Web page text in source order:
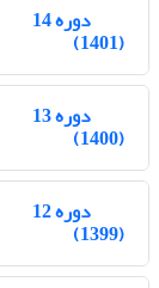
دوره 14
(1401)
دوره 13
(1400)
دوره 12
(1399)